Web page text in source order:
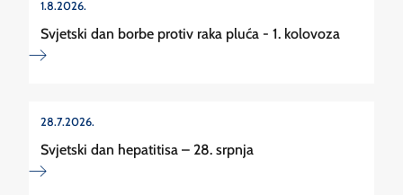
1.8.2026.
Svjetski dan borbe protiv raka pluća - 1. kolovoza
28.7.2026.
Svjetski dan hepatitisa – 28. srpnja